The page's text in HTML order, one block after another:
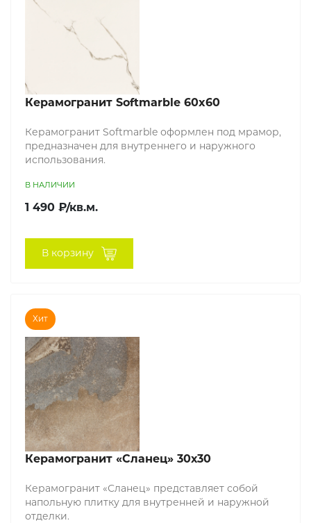
Керамогранит Softmarble 60x60
Керамогранит Softmarble оформлен под мрамор,
предназначен для внутреннего и наружного
использования.
В НАЛИЧИИ
1 490 ₽/кв.м.
В корзину
Хит
Керамогранит «Сланец» 30х30
Керамогранит «Сланец» представляет собой
напольную плитку для внутренней и наружной
отделки.